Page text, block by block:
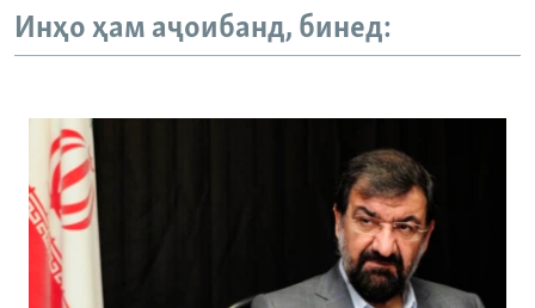
Инҳо ҳам аҷоибанд, бинед: